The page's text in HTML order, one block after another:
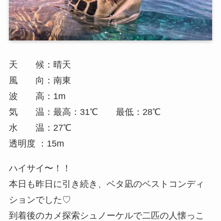
天 候：晴天
風 向：南東
波 高：1m
気 温：最高：31℃ 最低：28℃
水 温：27℃
透明度 ：15m
ハイサイ〜！！
本日も昨日に引き続き、ベタ凪のベストコンディ
ションでした♡
到着後のカメ探索シュノーケルで二匹の人懐っこ